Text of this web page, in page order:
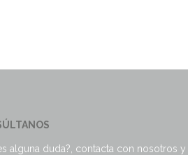
alguna duda?, contacta con nosotros y